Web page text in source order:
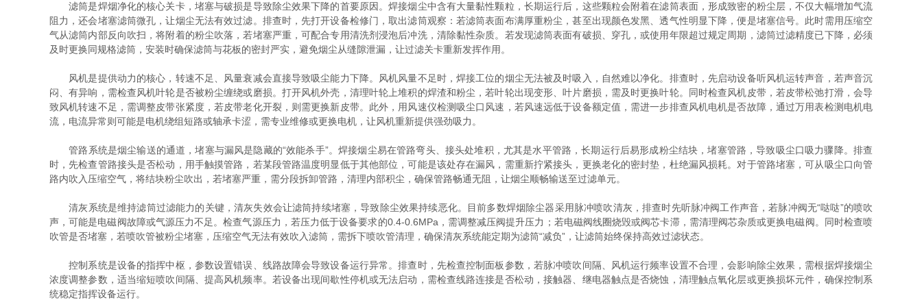
滤筒是焊烟净化的核心关卡，堵塞与破损是导致除尘效果下降的首要原因。焊接烟尘中含有大量黏性颗粒，长期运行后，这些颗粒会附着在滤筒表面，形成致密的粉尘层，不仅大幅增加气流
阻力，还会堵塞滤筒微孔，让烟尘无法有效过滤。排查时，先打开设备检修门，取出滤筒观察：若滤筒表面布满厚重粉尘，甚至出现颜色发黑、透气性明显下降，便是堵塞信号。此时需用压缩空
气从滤筒内部反向吹扫，将附着的粉尘吹落，若堵塞严重，可配合专用清洗剂浸泡后冲洗，清除黏性杂质。若发现滤筒表面有破损、穿孔，或使用年限超过规定周期，滤筒过滤精度已下降，必须
及时更换同规格滤筒，安装时确保滤筒与花板的密封严实，避免烟尘从缝隙泄漏，让过滤关卡重新发挥作用。
风机是提供动力的核心，转速不足、风量衰减会直接导致吸尘能力下降。风机风量不足时，焊接工位的烟尘无法被及时吸入，自然难以净化。排查时，先启动设备听风机运转声音，若声音沉
闷、有异响，需检查风机叶轮是否被粉尘缠绕或磨损。打开风机外壳，清理叶轮上堆积的焊渣和粉尘，若叶轮出现变形、叶片磨损，需及时更换叶轮。同时检查风机皮带，若皮带松弛打滑，会导
致风机转速不足，需调整皮带张紧度，若皮带老化开裂，则需更换新皮带。此外，用风速仪检测吸尘口风速，若风速远低于设备额定值，需进一步排查风机电机是否故障，通过万用表检测电机电
流，电流异常则可能是电机绕组短路或轴承卡涩，需专业维修或更换电机，让风机重新提供强劲吸力。
管路系统是烟尘输送的通道，堵塞与漏风是隐藏的“效能杀手”。焊接烟尘易在管路弯头、接头处堆积，尤其是水平管路，长期运行后易形成粉尘结块，堵塞管路，导致吸尘口吸力骤降。排查
时，先检查管路接头是否松动，用手触摸管路，若某段管路温度明显低于其他部位，可能是该处存在漏风，需重新拧紧接头，更换老化的密封垫，杜绝漏风损耗。对于管路堵塞，可从吸尘口向管
路内吹入压缩空气，将结块粉尘吹出，若堵塞严重，需分段拆卸管路，清理内部积尘，确保管路畅通无阻，让烟尘顺畅输送至过滤单元。
清灰系统是维持滤筒过滤能力的关键，清灰失效会让滤筒持续堵塞，导致除尘效果持续恶化。目前多数焊烟除尘器采用脉冲喷吹清灰，排查时先听脉冲阀工作声音，若脉冲阀无“哒哒”的喷吹
声，可能是电磁阀故障或气源压力不足。检查气源压力，若压力低于设备要求的0.4-0.6MPa，需调整减压阀提升压力；若电磁阀线圈烧毁或阀芯卡滞，需清理阀芯杂质或更换电磁阀。同时检查喷
吹管是否堵塞，若喷吹管被粉尘堵塞，压缩空气无法有效吹入滤筒，需拆下喷吹管清理，确保清灰系统能定期为滤筒“减负”，让滤筒始终保持高效过滤状态。
控制系统是设备的指挥中枢，参数设置错误、线路故障会导致设备运行异常。排查时，先检查控制面板参数，若脉冲喷吹间隔、风机运行频率设置不合理，会影响除尘效果，需根据焊接烟尘
浓度调整参数，适当缩短喷吹间隔、提高风机频率。若设备出现间歇性停机或无法启动，需检查线路连接是否松动，接触器、继电器触点是否烧蚀，清理触点氧化层或更换损坏元件，确保控制系
统稳定指挥设备运行。